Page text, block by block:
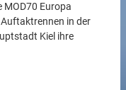
MOD70 Europa
in der
Kiel ihre